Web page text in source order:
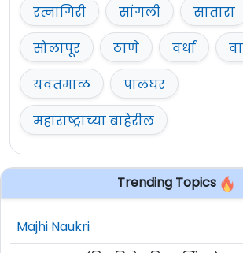
रत्नागिरी
सांगली सातारा
सोलापूर
ठाणे वर्धा
यवतमाळ
पालघर
महाराष्ट्राच्या बाहेरील
Trending Topics
Majhi Naukri